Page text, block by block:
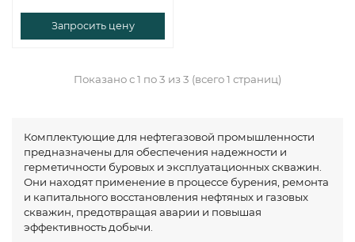
Запросить цену
Показано с 1 по 3 из 3 (всего 1 страниц)
Комплектующие для нефтегазовой промышленности
предназначены для обеспечения надежности и
герметичности буровых и эксплуатационных скважин.
Они находят применение в процессе бурения, ремонта
и капитального восстановления нефтяных и газовых
скважин, предотвращая аварии и повышая
эффективность добычи.